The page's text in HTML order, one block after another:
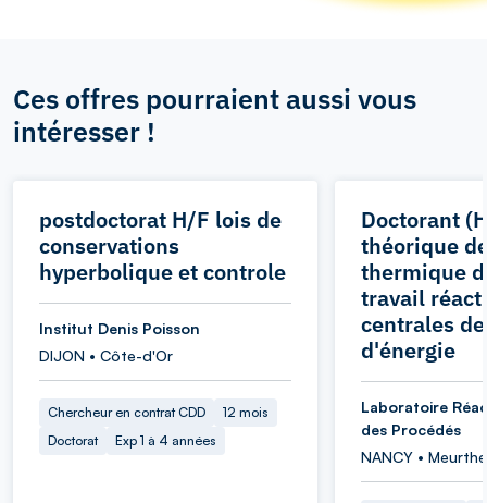
Ces offres pourraient aussi vous
intéresser !
postdoctorat H/F lois de
conservations
hyperbolique et controle
Institut Denis Poisson
DIJON • Côte-d'Or
Chercheur en contrat CDD
12 mois
Doctorat
Exp 1 à 4 années
Doctorant
théorique
thermique
travail
centrales
d'énergie
Laboratoire
des Procédés
NANCY •